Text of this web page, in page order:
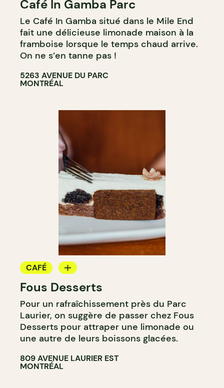
Café In Gamba Parc
Le Café In Gamba situé dans le Mile End
fait une délicieuse limonade maison à la
framboise lorsque le temps chaud arrive.
On ne s’en tanne pas !
5263 AVENUE DU PARC
MONTRÉAL
CAFÉ
COMPTOIR
Fous Desserts
Pour un rafraîchissement près du Parc
Laurier, on suggère de passer chez Fous
Desserts pour attraper une limonade ou
une autre de leurs boissons glacées.
809 AVENUE LAURIER EST
MONTRÉAL